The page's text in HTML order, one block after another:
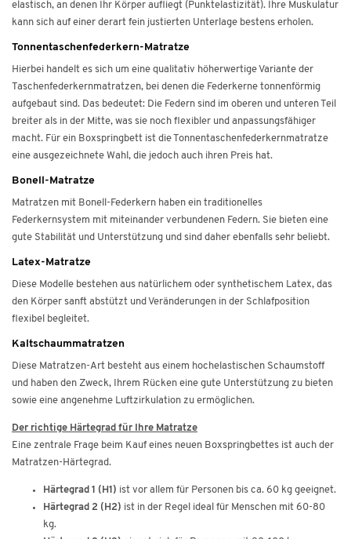
elastisch, an denen Ihr Körper aufliegt (Punktelastizität). Ihre Muskulatur
kann sich auf einer derart fein justierten Unterlage bestens erholen.
Tonnentaschenfederkern-Matratze
Hierbei handelt es sich um eine qualitativ höherwertige Variante der
Taschenfederkernmatratzen, bei denen die Federkerne tonnenförmig
aufgebaut sind. Das bedeutet: Die Federn sind im oberen und unteren Teil
breiter als in der Mitte, was sie noch flexibler und anpassungsfähiger
macht. Für ein Boxspringbett ist die Tonnentaschenfederkernmatratze
eine ausgezeichnete Wahl, die jedoch auch ihren Preis hat.
Bonell-Matratze
Matratzen mit Bonell-Federkern haben ein traditionelles
Federkernsystem mit miteinander verbundenen Federn. Sie bieten eine
gute Stabilität und Unterstützung und sind daher ebenfalls sehr beliebt.
Latex-Matratze
Diese Modelle bestehen aus natürlichem oder synthetischem Latex, das
den Körper sanft abstützt und Veränderungen in der Schlafposition
flexibel begleitet.
Kaltschaummatratzen
Diese Matratzen-Art besteht aus einem hochelastischen Schaumstoff
und haben den Zweck, Ihrem Rücken eine gute Unterstützung zu bieten
sowie eine angenehme Luftzirkulation zu ermöglichen.
Der richtige Härtegrad für Ihre Matratze
Eine zentrale Frage beim Kauf eines neuen Boxspringbettes ist auch der
Matratzen-Härtegrad.
Härtegrad 1 (H1) ist vor allem für Personen bis ca. 60 kg geeignet.
Härtegrad 2 (H2) ist in der Regel ideal für Menschen mit 60-80
kg.